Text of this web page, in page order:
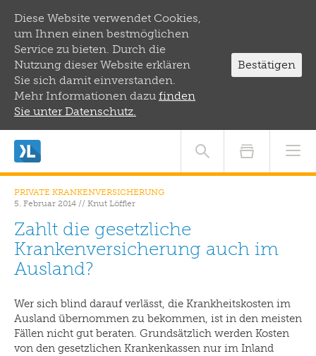
PRIVATE KRANKENVERSICHERUNG
5. Februar 2014 // Knut Löffler
Zahlt die gesetzliche
Krankenversicherung auch im
Ausland?
Wer sich blind darauf verlässt, die Krankheitskosten im
Ausland übernommen zu bekommen, ist in den meisten
Fällen nicht gut beraten. Grundsätzlich werden Kosten
von den gesetzlichen Krankenkassen nur im Inland
Diese Website verwendet Cookies,
um Ihnen einen bestmöglichen
Service zu bieten. Durch die
Nutzung dieser Website erklären
Sie sich damit einverstanden.
Mehr Informationen dazu finden
Sie unter Datenschutz.
Bestätigen